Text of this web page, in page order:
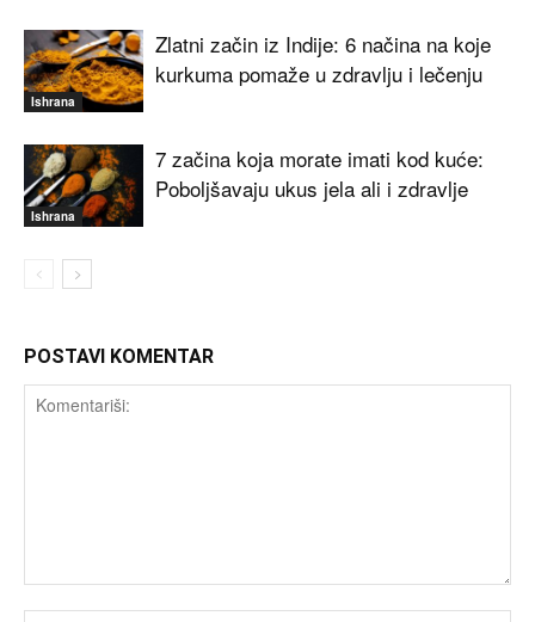
Ishrana
Zlatni začin iz Indije: 6 načina na koje
kurkuma pomaže u zdravlju i lečenju
Ishrana
7 začina koja morate imati kod kuće:
Poboljšavaju ukus jela ali i zdravlje
POSTAVI KOMENTAR